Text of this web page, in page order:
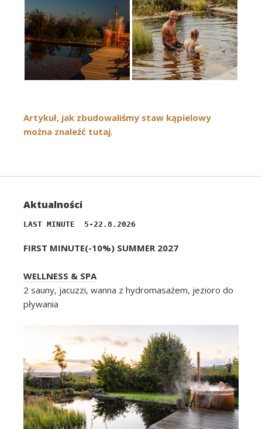
Artykuł, jak zbudowaliśmy staw kąpielowy
można znaleźć tutaj.
Aktualności
LAST MINUTE  5-22.8.2026
FIRST MINUTE(-10%) SUMMER 2027
WELLNESS & SPA
2 sauny, jacuzzi, wanna z hydromasażem, jezioro do
pływania